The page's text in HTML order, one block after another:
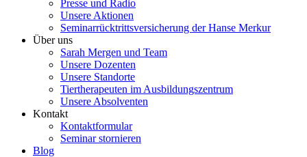
Presse und Radio
Unsere Aktionen
Seminarrücktrittsversicherung der Hanse Merkur
Über uns
Sarah Mergen und Team
Unsere Dozenten
Unsere Standorte
Tiertherapeuten im Ausbildungszentrum
Unsere Absolventen
Kontakt
Kontaktformular
Seminar stornieren
Blog